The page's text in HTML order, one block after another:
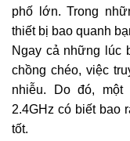
phố lớn. Trong
thiết bị bao quanh
Ngay cả những lúc
chồng chéo, việc
nhiễu. Do đó, một
2.4GHz có biết bao
tốt.